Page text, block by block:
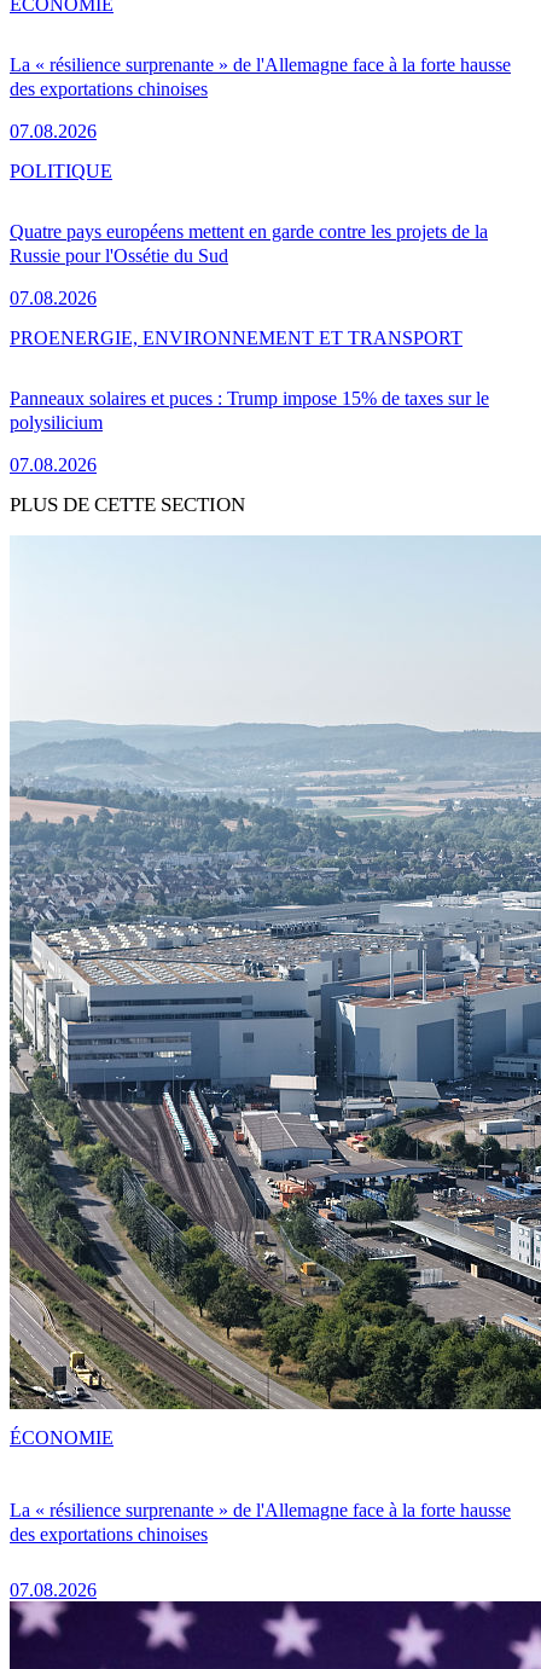
La « résilience surprenante » de l'Allemagne face à la forte hausse
des exportations chinoises
07.08.2026
ÉCONOMIE
Quatre pays européens mettent en garde contre les projets de la
Russie pour l'Ossétie du Sud
07.08.2026
POLITIQUE
Panneaux solaires et puces : Trump impose 15% de taxes sur le
polysilicium
07.08.2026
PROENERGIE, ENVIRONNEMENT ET TRANSPORT
PLUS DE CETTE SECTION
La « résilience surprenante » de l'Allemagne face à la forte hausse
des exportations chinoises
07.08.2026
ÉCONOMIE